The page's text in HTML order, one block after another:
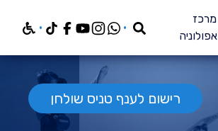
מרכז
אפולוניה
רישום לענף טניס שולחן